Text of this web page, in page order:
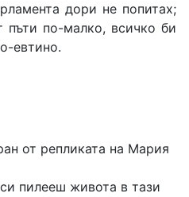
дори не попитах;
пъти по-малко, всичко би
евтино.
от репликата на Мария
пилееш живота в тази